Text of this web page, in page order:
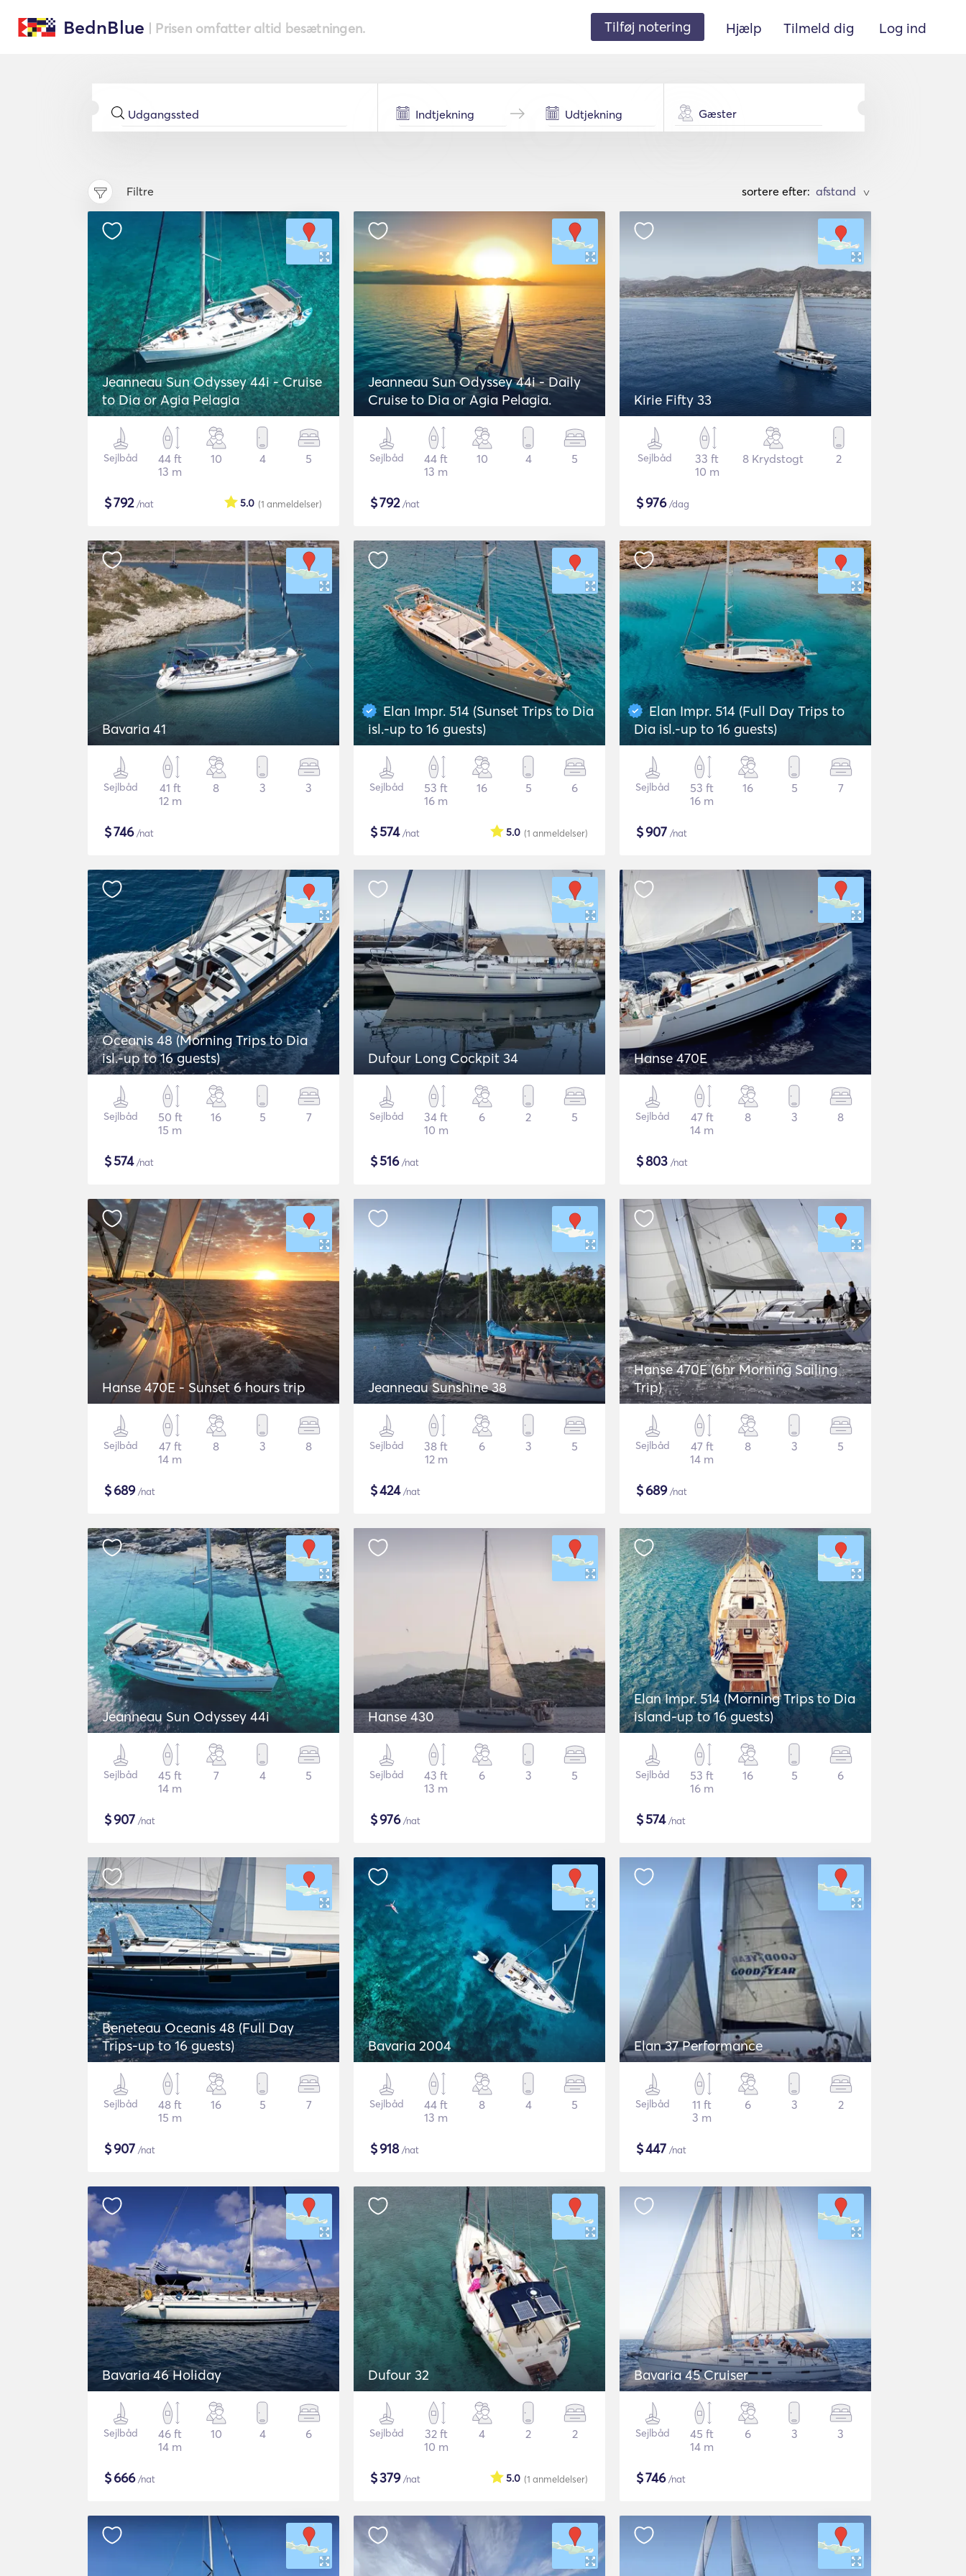
BednBlue | Prisen omfatter altid besætningen. Tilføj notering Hjælp Tilmeld dig Log ind
Gæster
Filtre sortere efter: >
Jeanneau Sun Odyssey 44i - Cruise
to Dia or Agia Pelagia
Sejlbåd
44 ft
13 m
10 4 5
$792/nat (1 anmeldelser)
5.0
Jeanneau Sun Odyssey 44i - Daily
Cruise to Dia or Agia Pelagia.
Sejlbåd
44 ft
13 m
10 4 5
$792/nat
Kirie Fifty 33
Sejlbåd
33 ft
10 m
8 Krydstogt 2
$976/dag
Bavaria 41
Sejlbåd
41 ft
12 m
8 3 3
$746/nat
Elan Impr. 514 (Sunset Trips to Dia
isl.-up to 16 guests)
Sejlbåd
53 ft
16 m
16 5 6
$574/nat (1 anmeldelser)
5.0
Elan Impr. 514 (Full Day Trips to
Dia isl.-up to 16 guests)
Sejlbåd
53 ft
16 m
16 5 7
$907 /nat
Oceanis 48 (Morning Trips to Dia
isl.-up to 16 guests)
Sejlbåd
50 ft
15 m
16 5 7
$574/nat
Dufour Long Cockpit 34
Sejlbåd
34 ft
10 m
6 2 5
$516/nat
Hanse 470E
Sejlbåd
47 ft
14 m
8 3 8
$803 /nat
Hanse 470E - Sunset 6 hours trip
Sejlbåd
47 ft
14 m
8 3 8
$689/nat
Jeanneau Sunshine 38
Sejlbåd
38 ft
12 m
6 3 5
$424/nat
Hanse 470E (6hr Morning Sailing
Trip)
Sejlbåd
47 ft
14 m
8 3 5
$689/nat
Jeanneau Sun Odyssey 44i
Sejlbåd
45 ft
14 m
7 4 5
$907 /nat
Hanse 430
Sejlbåd
43 ft
13 m
6 3 5
$976/nat
Elan Impr. 514 (Morning Trips to Dia
island-up to 16 guests)
Sejlbåd
53 ft
16 m
16 5 6
$574/nat
Beneteau Oceanis 48 (Full Day
Trips-up to 16 guests)
Sejlbåd
48 ft
15 m
16 5 7
$907 /nat
Bavaria 2004
Sejlbåd
44 ft
13 m
8 4 5
$918/nat
Elan 37 Performance
Sejlbåd
11 ft
3 m
6 3 2
$447 /nat
Bavaria 46 Holiday
Sejlbåd
46 ft
14 m
10 4 6
$666/nat
Dufour 32
Sejlbåd
32 ft
10 m
4 2 2
$379/nat (1 anmeldelser)
5.0
Bavaria 45 Cruiser
Sejlbåd
45 ft
14 m
6 3 3
$746/nat